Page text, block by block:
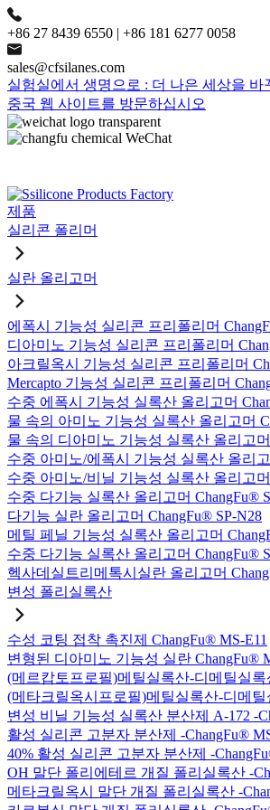
+86 27 8439 6550 | +86 181 6277 0058
sales@cfsilanes.com
실험실에서 생명으로 : 더 나은 세상을 바
중국 웹 사이트를 방문하십시오
제품
실리콘 폴리머
실란 올리고머
에폭시 기능성 실리콘 프리폴리머
디아미노 기능성 실리콘 프리폴리머
아크릴옥시 기능성 실리콘 프리폴리머
Mercapto 기능성 실리콘 프리폴리머
수중 에폭시 기능성 실록산 올리고머
물 속의 아미노 기능성 실록산 올리고머
물 속의 디아미노 기능성 실록산 올리고
수중 아미노/에폭시 기능성 실록산 올리
수중 아미노/비닐 기능성 실록산 올리고
수중 다기능 실록산 올리고머 ChangFu®
다기능 실란 올리고머 ChangFu® SP-N28
메틸 페닐 기능성 실록산 올리고머
수중 다기능 실록산 올리고머 ChangFu®
헥사데실트리메톡시실란 올리고머
변성 폴리실록산
수성 코팅 접착 촉진제 ChangFu® MS-E11
변형된 디아미노 기능성 실란 ChangFu®
(메르캅토프로필)메틸실록산-디메틸실록
(메타크릴옥시프로필)메틸실록산-디메
변성 비닐 기능성 실록산 분산제 A-172 -
활성 실리콘 고분자 분산제 -ChangFu®
40% 활성 실리콘 고분자 분산제 -
OH 말단 폴리에테르 개질 폴리실록산 -
메타크릴옥시 말단 개질 폴리실록산 -